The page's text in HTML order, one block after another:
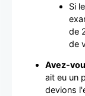
Si
de
de
Avez-
ait eu un
devions